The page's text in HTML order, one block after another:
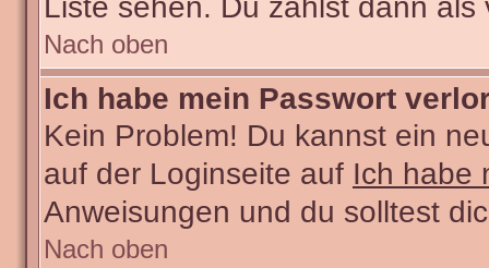
Nach oben
Ich habe mein Passwort
Kein Problem! Du kannst ein
auf der Loginseite auf Ich habe
Anweisungen und du solltest
Nach oben